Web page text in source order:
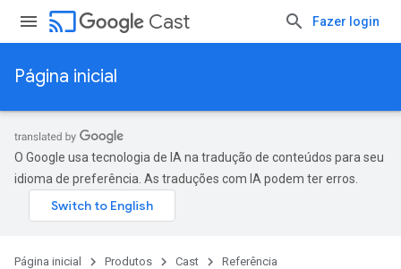
cast Cast Fazer login
Página inicial
O Google usa tecnologia de IA na tradução de conteúdos para seu
idioma de preferência. As traduções com IA podem ter erros.
Página inicial Produtos Cast Referência